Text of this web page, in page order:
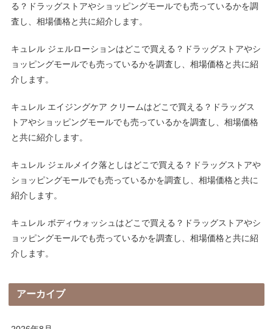
る？ドラッグストアやショッピングモールでも売っているかを調
査し、相場価格と共に紹介します。
キュレル ジェルローションはどこで買える？ドラッグストアやシ
ョッピングモールでも売っているかを調査し、相場価格と共に紹
介します。
キュレル エイジングケア クリームはどこで買える？ドラッグス
トアやショッピングモールでも売っているかを調査し、相場価格
と共に紹介します。
キュレル ジェルメイク落としはどこで買える？ドラッグストアや
ショッピングモールでも売っているかを調査し、相場価格と共に
紹介します。
キュレル ボディウォッシュはどこで買える？ドラッグストアやシ
ョッピングモールでも売っているかを調査し、相場価格と共に紹
介します。
アーカイブ